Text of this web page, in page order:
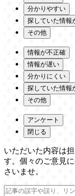
分かりやすい
探していた情報
その他
情報が不正確
情報が遅い
分かりにくい
探していた情報
その他
アンケート
閉じる
いただいた内容は
す。個々のご意見
さいませ。